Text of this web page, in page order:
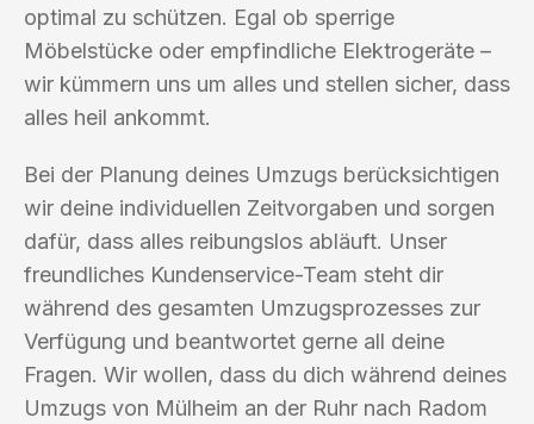
optimal zu schützen. Egal ob sperrige
Möbelstücke oder empfindliche Elektrogeräte –
wir kümmern uns um alles und stellen sicher, dass
alles heil ankommt.
Bei der Planung deines Umzugs berücksichtigen
wir deine individuellen Zeitvorgaben und sorgen
dafür, dass alles reibungslos abläuft. Unser
freundliches Kundenservice-Team steht dir
während des gesamten Umzugsprozesses zur
Verfügung und beantwortet gerne all deine
Fragen. Wir wollen, dass du dich während deines
Umzugs von Mülheim an der Ruhr nach Radom